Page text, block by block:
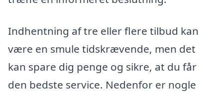
Indhentning af tre eller flere tilbud kan
være en smule tidskrævende, men det
kan spare dig penge og sikre, at du får
den bedste service. Nedenfor er nogle